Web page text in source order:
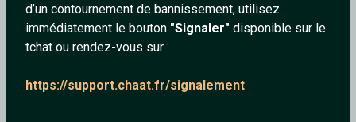
d’un contournement de bannissement, utilisez
immédiatement le bouton "Signaler" disponible sur le
tchat ou rendez-vous sur :
https://support.chaat.fr/signalement
mourad1967